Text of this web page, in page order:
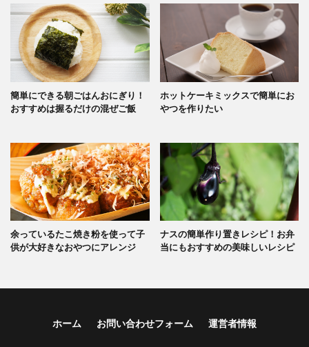
簡単にできる朝ごはんおにぎり！
おすすめは握るだけの混ぜご飯
ホットケーキミックスで簡単にお
やつを作りたい
余っているたこ焼き粉を使って子
供が大好きなおやつにアレンジ
ナスの簡単作り置きレシピ！お弁
当にもおすすめの美味しいレシピ
ホーム お問い合わせフォーム 運営者情報